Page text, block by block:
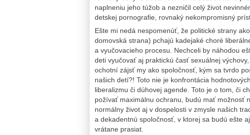
naplneniu jeho túžob a nezničil celý život
detskej pornografie, rovnaký nekompromisný
Ešte mi nedá nespomenúť, že politické strany
domovská strana) pchajú kadejaké choré
a vyučovacieho procesu. Nechceli by náhodou
deti vyučovať aj praktickú časť sexuálnej
ochotní zájsť my ako spoločnosť, kým sa tvrdo
našich detí?! Toto nie je konfrontácia
liberalizmu či dúhovej agende. Toto je o tom, či
požívať maximálnu ochranu, budú mať možnosť
normálny život aj v dospelosti v zmysle našich
a dekadentnú spoločnosť, v ktorej sa budú ešte
vrátane prasiat.